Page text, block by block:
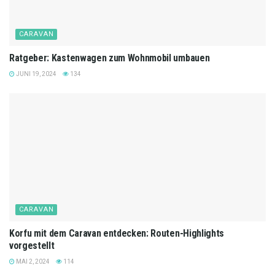
CARAVAN
Ratgeber: Kastenwagen zum Wohnmobil umbauen
JUNI 19, 2024 134
CARAVAN
Korfu mit dem Caravan entdecken: Routen-Highlights
vorgestellt
MAI 2, 2024 114